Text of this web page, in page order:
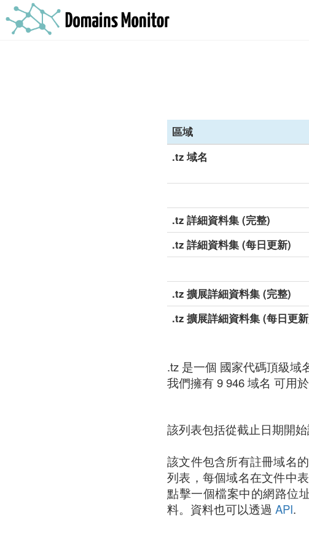
區域
.tz 域名
.tz 詳細資料集 (完整)
.tz 詳細資料集 (每日更新)
.tz 擴展詳細資料集 (完整)
.tz 擴展詳細資料集 (每日更
.tz 是一個 國家代碼頂級域
我們擁有 9 946 域名 可用
該列表包括從截止日期開
該文件包含所有註冊域名
列表，每個域名在文件中
點擊一個檔案中的網路位
料。資料也可以透過 API.